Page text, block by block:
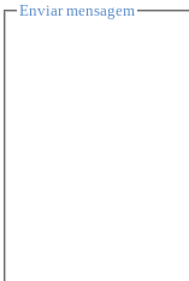
Enviar mensagem